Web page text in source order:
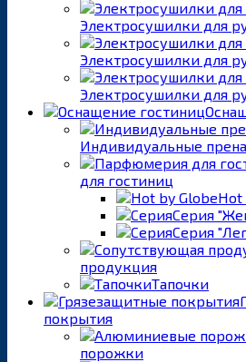
Электросушилки для
Электросушилки для
Электросушилки для
Индивидуальные
для гостиниц
Hot
Серия
Серия
продукция
Тапочки
покрытия
порожки